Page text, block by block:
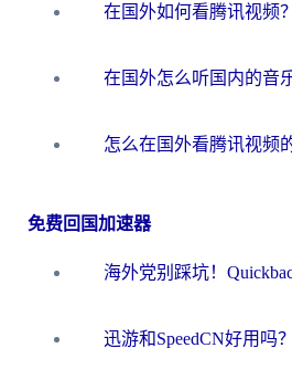
免费回国加速器